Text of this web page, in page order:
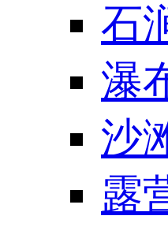
石
瀑
沙
露